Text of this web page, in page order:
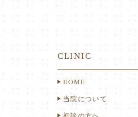
CLINIC
HOME
当院について